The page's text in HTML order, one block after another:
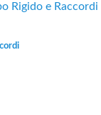
Rigido e Raccordi